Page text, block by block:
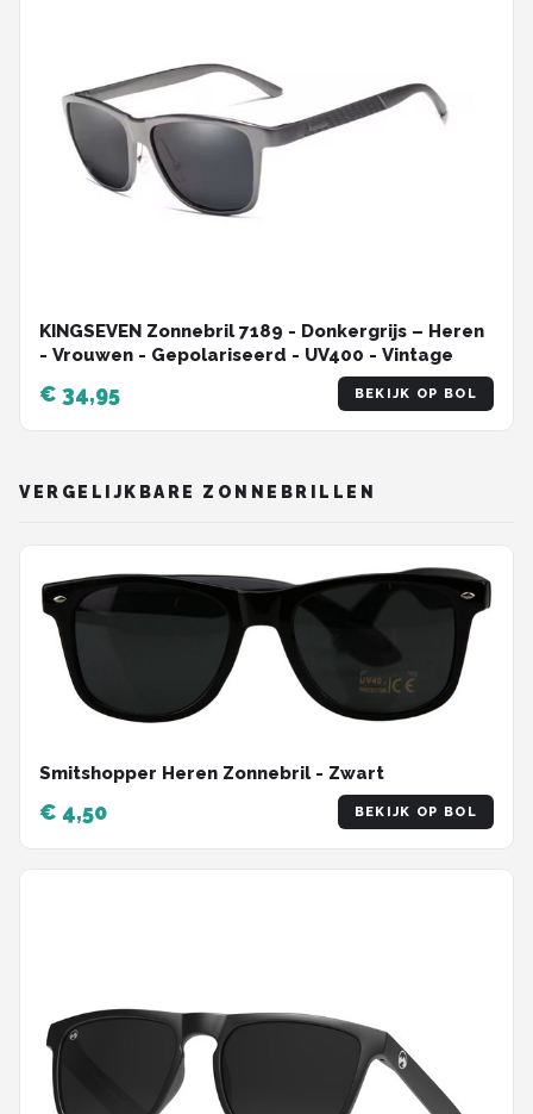
KINGSEVEN Zonnebril 7189 - Donkergrijs – Heren
- Vrouwen - Gepolariseerd - UV400 - Vintage
€ 34,95 BEKIJK OP BOL
VERGELIJKBARE ZONNEBRILLEN
Smitshopper Heren Zonnebril - Zwart
€ 4,50 BEKIJK OP BOL